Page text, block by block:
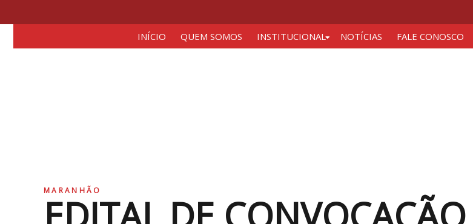
INÍCIO QUEM SOMOS INSTITUCIONAL NOTÍCIAS FALE CONOSCO
MARANHÃO